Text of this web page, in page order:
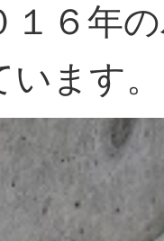
１６年
ます。